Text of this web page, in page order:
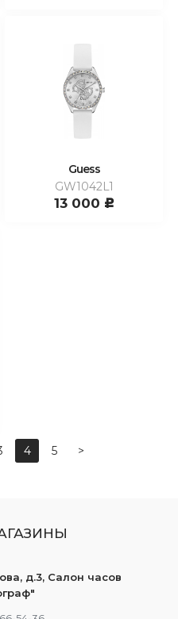
Guess
GW1042L1
13 000 c
4 5 >
д.3, Салон часов